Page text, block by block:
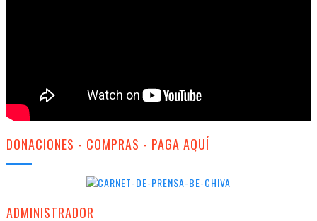
DONACIONES - COMPRAS - PAGA AQUÍ
ADMINISTRADOR